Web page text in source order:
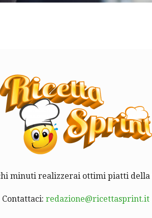
minuti realizzerai ottimi piatti
Contattaci: redazione@ricettasprint.it